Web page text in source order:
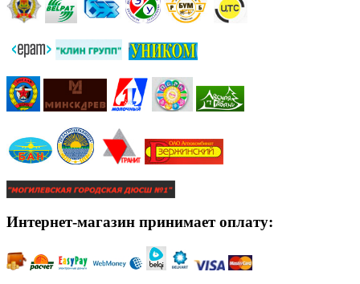
Интернет-магазин принимает оплату: